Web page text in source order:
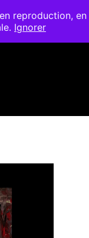
reproduction, en
Ignorer